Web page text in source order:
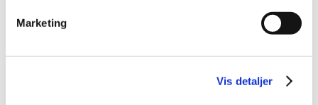
Marketing
Vis detaljer
februar (6)